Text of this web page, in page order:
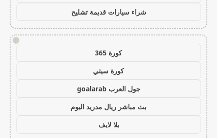
شراء سيارات قديمة تشليح
!
كورة 365
كورة سيتي
جول العرب goalarab
بث مباشر ريال مدريد اليوم
يلا لايف